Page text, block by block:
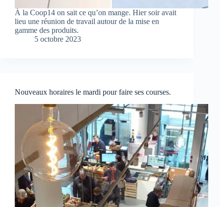
À la Coop14 on sait ce qu’on mange. Hier soir avait
lieu une réunion de travail autour de la mise en
gamme des produits.
5 octobre 2023
Nouveaux horaires le mardi pour faire ses courses.